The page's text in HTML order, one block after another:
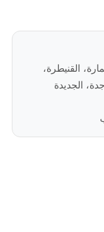
القنيطرة،
الجديدة